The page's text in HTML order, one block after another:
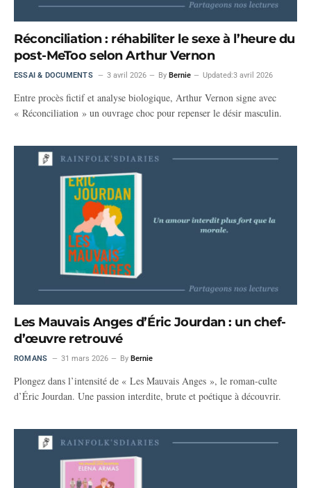
Réconciliation : réhabiliter le sexe à l’heure du
post-MeToo selon Arthur Vernon
ESSAI & DOCUMENTS 3 avril 2026 By Bernie Updated:3 avril 2026
Entre procès fictif et analyse biologique, Arthur Vernon signe avec
« Réconciliation » un ouvrage choc pour repenser le désir masculin.
Les Mauvais Anges d’Éric Jourdan : un chef-
d’œuvre retrouvé
ROMANS 31 mars 2026 By Bernie
Plongez dans l’intensité de « Les Mauvais Anges », le roman-culte
d’Éric Jourdan. Une passion interdite, brute et poétique à découvrir.